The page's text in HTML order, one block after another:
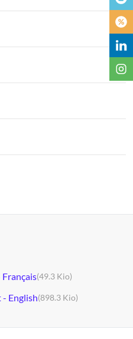
(49.3 Kio)
English(898.3 Kio)